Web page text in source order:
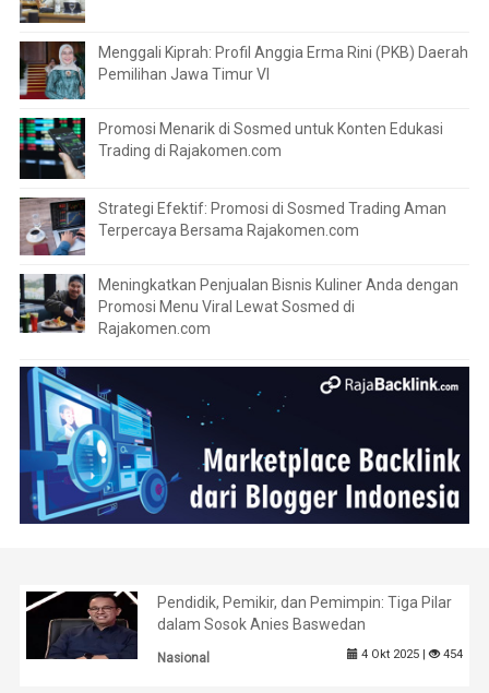
Menggali Kiprah: Profil Anggia Erma Rini (PKB) Daerah
Pemilihan Jawa Timur VI
Promosi Menarik di Sosmed untuk Konten Edukasi
Trading di Rajakomen.com
Strategi Efektif: Promosi di Sosmed Trading Aman
Terpercaya Bersama Rajakomen.com
Meningkatkan Penjualan Bisnis Kuliner Anda dengan
Promosi Menu Viral Lewat Sosmed di
Rajakomen.com
Pendidik, Pemikir, dan Pemimpin: Tiga Pilar
dalam Sosok Anies Baswedan
Nasional 4 Okt 2025 | 454